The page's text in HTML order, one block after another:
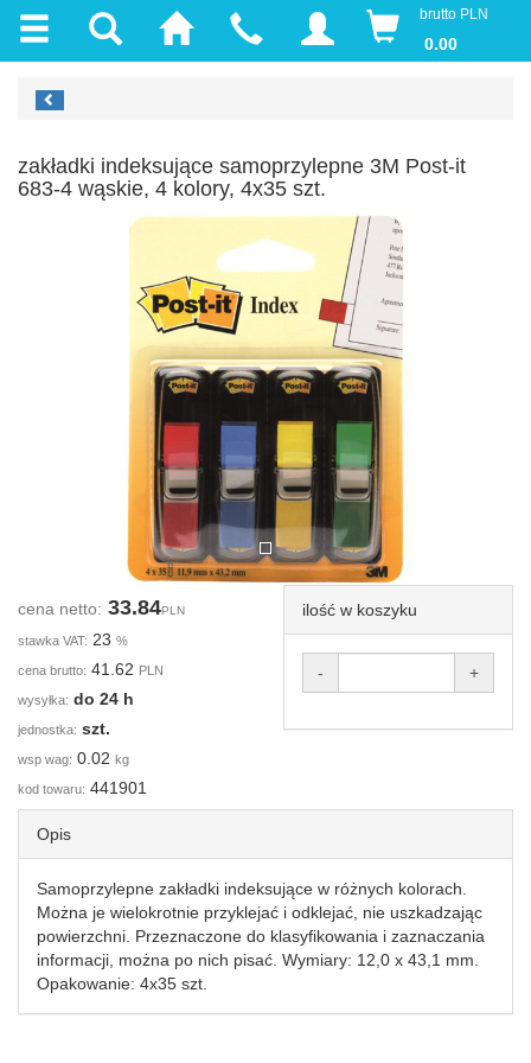
brutto PLN
0.00
zakładki indeksujące samoprzylepne 3M Post-it
683-4 wąskie, 4 kolory, 4x35 szt.
cena netto: 33.84PLN
stawka VAT: 23 %
cena brutto: 41.62 PLN
wysyłka: do 24 h
jednostka: szt.
wsp wag: 0.02 kg
kod towaru: 441901
ilość w koszyku
- +
Opis
Samoprzylepne zakładki indeksujące w różnych kolorach.
Można je wielokrotnie przyklejać i odklejać, nie uszkadzając
powierzchni. Przeznaczone do klasyfikowania i zaznaczania
informacji, można po nich pisać. Wymiary: 12,0 x 43,1 mm.
Opakowanie: 4x35 szt.